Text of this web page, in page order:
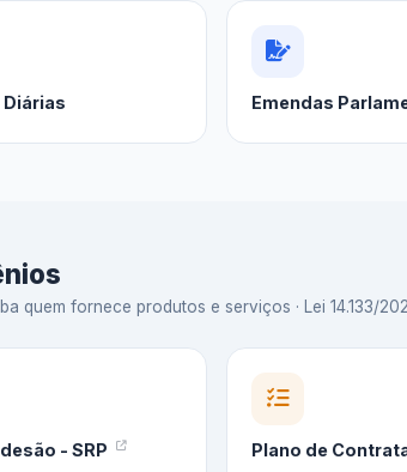
Diárias Emendas
fornece produtos e serviços · Lei 14.133/2021
- SRP Plano de